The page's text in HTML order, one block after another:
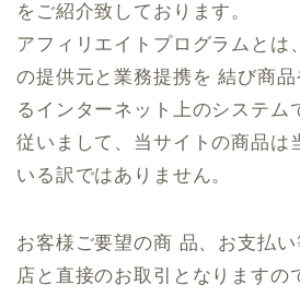
をご紹介致しております。
アフィリエイトプログラムとは
の提供元と業務提携を 結び商
るインターネット上のシステム
従いまして、当サイトの商品は
いる訳ではありません。
お客様ご要望の商 品、お支払
店と直接のお取引となりますの